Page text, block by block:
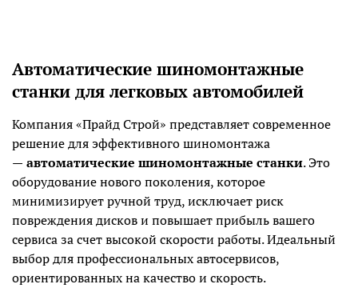
Автоматические шиномонтажные
станки для легковых автомобилей
Компания «Прайд Строй» представляет современное
решение для эффективного шиномонтажа
— автоматические шиномонтажные станки. Это
оборудование нового поколения, которое
минимизирует ручной труд, исключает риск
повреждения дисков и повышает прибыль вашего
сервиса за счет высокой скорости работы. Идеальный
выбор для профессиональных автосервисов,
ориентированных на качество и скорость.